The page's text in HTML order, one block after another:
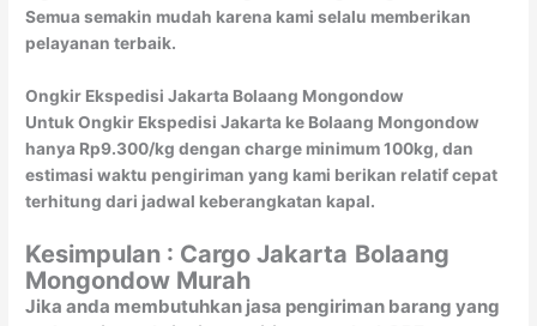
Semua semakin mudah karena kami selalu memberikan
pelayanan terbaik.
Ongkir Ekspedisi Jakarta Bolaang Mongondow
Untuk Ongkir Ekspedisi Jakarta ke Bolaang Mongondow
hanya Rp9.300/kg dengan charge minimum 100kg, dan
estimasi waktu pengiriman yang kami berikan relatif cepat
terhitung dari jadwal keberangkatan kapal.
Kesimpulan : Cargo Jakarta Bolaang
Mongondow Murah
Jika anda membutuhkan jasa pengiriman barang yang